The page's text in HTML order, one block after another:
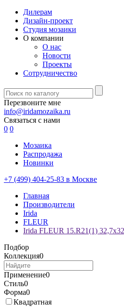
Дилерам
Дизайн-проект
Студия мозаики
О компании
О нас
Новости
Проекты
Сотрудничество
Перезвоните мне
info@iridamozaika.ru
Связаться с нами
0 0
Мозаика
Распродажа
Новинки
+7 (499) 404-25-83 в Москве
Главная
Производители
Irida
FLEUR
Irida FLEUR 15.R21(1)
Подбор
Коллекция0
Применение0
Стиль0
Форма0
Квадратная